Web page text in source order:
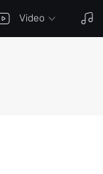
Video